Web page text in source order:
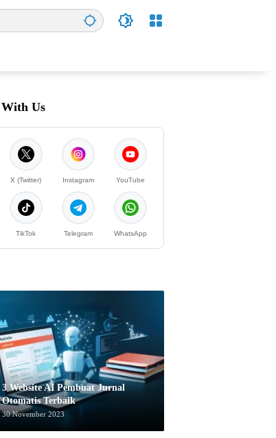
Us
X (Twitter) Instagram YouTube
TikTok Telegram WhatsApp
3 Website AI Pembuat Jurnal
Otomatis Terbaik
30 November 2023